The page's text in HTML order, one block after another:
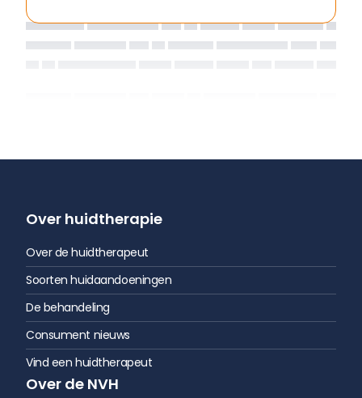
Over huidtherapie
Over de huidtherapeut
Soorten huidaandoeningen
De behandeling
Consument nieuws
Vind een huidtherapeut
Over de NVH